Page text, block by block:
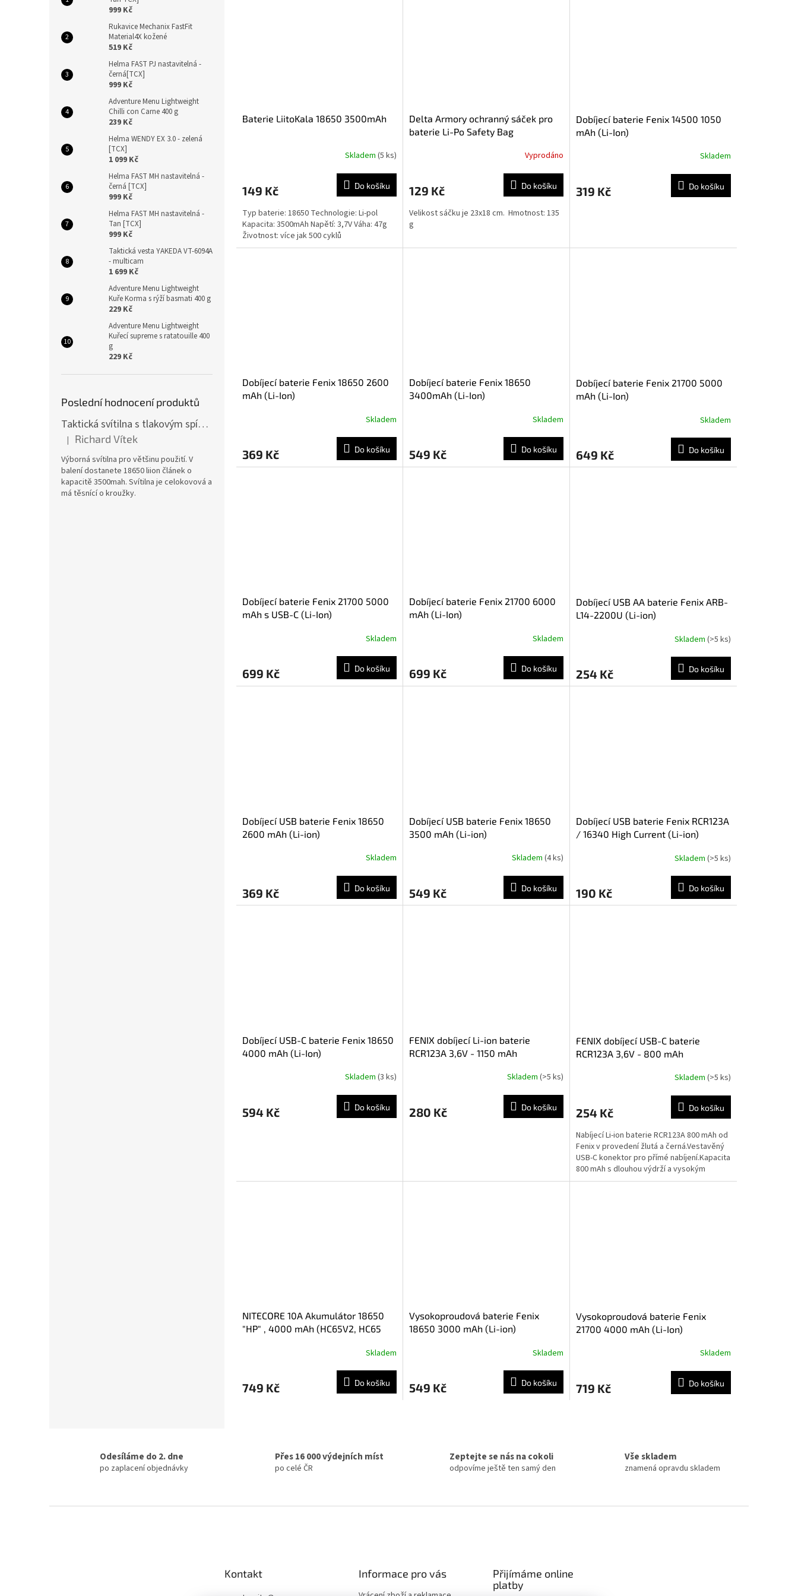
999 Kč
Rukavice Mechanix FastFit
Material4X kožené
519 Kč
Helma FAST PJ nastavitelná -
černá[TCX]
999 Kč
Adventure Menu Lightweight
Chilli con Carne 400 g
239 Kč
Helma WENDY EX 3.0 - zelená
[TCX]
1 099 Kč
Helma FAST MH nastavitelná -
černá [TCX]
999 Kč
Helma FAST MH nastavitelná -
Tan [TCX]
999 Kč
Taktická vesta YAKEDA VT-6094A
- multicam
1 699 Kč
Adventure Menu Lightweight
Kuře Korma s rýží basmati 400 g
229 Kč
Adventure Menu Lightweight
Kuřecí supreme s ratatouille 400
g
229 Kč
Poslední hodnocení produktů
Taktická svítilna s tlakovým spínačem [TCX]
Hodnocení produktu je 5 z 5 hvězdiček.
| Richard Vítek
Výborná svítilna pro většinu použití. V
balení dostanete 18650 liion článek o
kapacitě 3500mah. Svítilna je celokovová a
má těsnící o kroužky.
Baterie LiitoKala 18650 3500mAh
Skladem (5 ks)
149 Kč Do košíku
Typ baterie: 18650 Technologie: Li-pol
Kapacita: 3500mAh Napětí: 3,7V Váha: 47g
Životnost: více jak 500 cyklů
Delta Armory ochranný sáček pro
baterie Li-Po Safety Bag
Vyprodáno
129 Kč Do košíku
Velikost sáčku je 23x18 cm. Hmotnost: 135
g
Dobíjecí baterie Fenix 14500 1050
mAh (Li-Ion)
Skladem
319 Kč Do košíku
Dobíjecí baterie Fenix 18650 2600
mAh (Li-Ion)
Skladem
369 Kč Do košíku
Dobíjecí baterie Fenix 18650
3400mAh (Li-Ion)
Skladem
549 Kč Do košíku
Dobíjecí baterie Fenix 21700 5000
mAh (Li-Ion)
Skladem
649 Kč Do košíku
Dobíjecí baterie Fenix 21700 5000
mAh s USB-C (Li-Ion)
Skladem
699 Kč Do košíku
Dobíjecí baterie Fenix 21700 6000
mAh (Li-Ion)
Skladem
699 Kč Do košíku
Dobíjecí USB AA baterie Fenix ARB-
L14-2200U (Li-ion)
Skladem (>5 ks)
254 Kč Do košíku
Dobíjecí USB baterie Fenix 18650
2600 mAh (Li-ion)
Skladem
369 Kč Do košíku
Dobíjecí USB baterie Fenix 18650
3500 mAh (Li-ion)
Skladem (4 ks)
549 Kč Do košíku
Dobíjecí USB baterie Fenix RCR123A
/ 16340 High Current (Li-ion)
Skladem (>5 ks)
190 Kč Do košíku
Dobíjecí USB-C baterie Fenix 18650
4000 mAh (Li-Ion)
Skladem (3 ks)
594 Kč Do košíku
FENIX dobíjecí Li-ion baterie
RCR123A 3,6V - 1150 mAh
Skladem (>5 ks)
280 Kč Do košíku
FENIX dobíjecí USB-C baterie
RCR123A 3,6V - 800 mAh
Skladem (>5 ks)
254 Kč Do košíku
Nabíjecí Li-ion baterie RCR123A 800 mAh od
Fenix v provedení žlutá a černá.Vestavěný
USB-C konektor pro přímé nabíjení.Kapacita
800 mAh s dlouhou výdrží a vysokým
proudovým...
NITECORE 10A Akumulátor 18650
"HP" , 4000 mAh (HC65V2, HC65
Skladem
749 Kč Do košíku
Vysokoproudová baterie Fenix
18650 3000 mAh (Li-ion)
Skladem
549 Kč Do košíku
Vysokoproudová baterie Fenix
21700 4000 mAh (Li-Ion)
Skladem
719 Kč Do košíku
d
a
p
Odesíláme do 2. dne
po zaplacení objednávky
Přes 16 000 výdejních míst
po celé ČR
Zeptejte se nás na cokoli
odpovíme ještě ten samý den
Vše skladem
znamená opravdu skladem
Kontakt Informace pro vás
Přijímáme online
platby